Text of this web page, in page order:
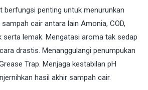
berfungsi penting untuk menurunkan
cair antara lain Amonia, COD,
serta lemak. Mengatasi aroma tak sedap
drastis. Menanggulangi penumpukan
Trap. Menjaga kestabilan pH
hasil akhir sampah cair.